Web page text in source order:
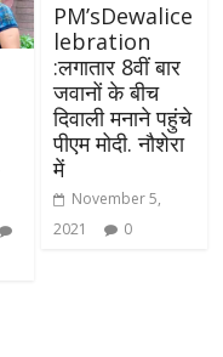
PM’sDewalice
lebration
:लगातार 8वीं बार
जवानों के बीच
दिवाली मनाने पहुंचे
पीएम मोदी. नौशेरा
में
November 5,
2021
0